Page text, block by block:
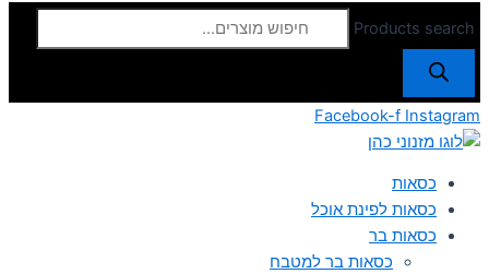
Products search
Facebook-f Instagram
כסאות
כסאות לפינת אוכל
כסאות בר
כסאות בר למטבח